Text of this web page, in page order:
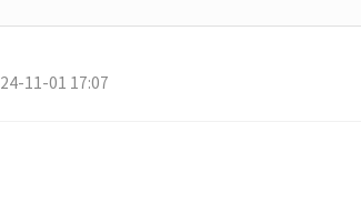
24-11-01 17:07